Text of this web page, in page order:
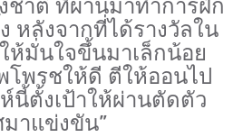
าติ ที่ผ่านมาทำการฝึก
หลังจากที่ได้รางวัลใน
ห้มั่นใจขึ้นมาเล็กน้อย
พรชให้ดี ตีให้ออนไป
นี้ตั้งเป้าให้ผ่านตัดตัว
าแข่งขัน”